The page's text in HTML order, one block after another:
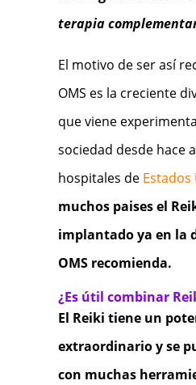
terapia
El motivo de ser así
OMS es la creciente
que viene
sociedad desde hace
hospitales de Estados
muchos paises el
implantado ya en la
OMS recomienda.
¿Es útil combinar
El Reiki tiene un
extraordinario y se
con muchas